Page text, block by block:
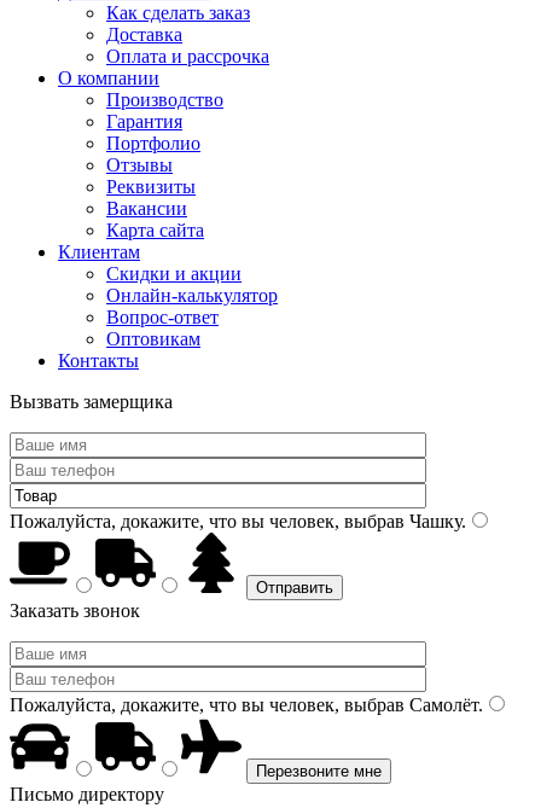
Как сделать заказ
Доставка
Оплата и рассрочка
О компании
Производство
Гарантия
Портфолио
Отзывы
Реквизиты
Вакансии
Карта сайта
Клиентам
Скидки и акции
Онлайн-калькулятор
Вопрос-ответ
Оптовикам
Контакты
Вызвать замерщика
Пожалуйста, докажите, что вы человек, выбрав Чашку.
Заказать звонок
Пожалуйста, докажите, что вы человек, выбрав Самолёт.
Письмо директору